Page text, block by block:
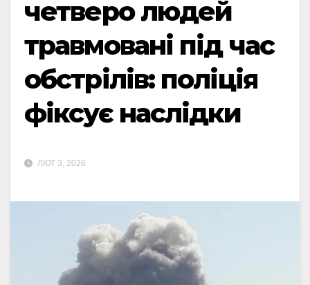
четверо людей
травмовані під час
обстрілів: поліція
фіксує наслідки
ЛЮТ 3, 2026